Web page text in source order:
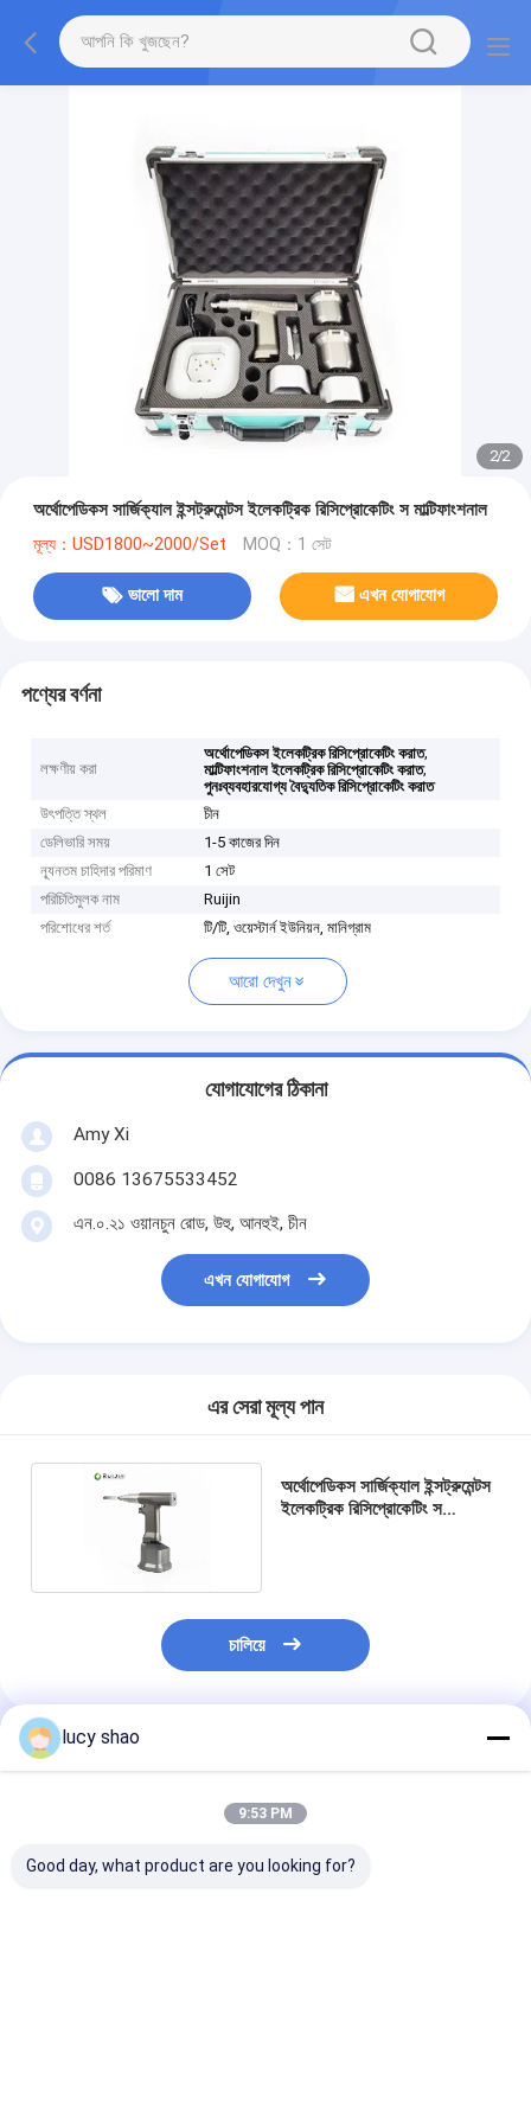
2/2
অর্থোপেডিকস সার্জিক্যাল ইন্সট্রুমেন্টস ইলেকট্রিক রিসিপ্রোকেটিং স মাল্টিফাংশনাল
মূল্য：USD1800~2000/Set MOQ：1 সেট
ভালো দাম এখন যোগাযোগ
পণ্যের বর্ণনা
লক্ষণীয় করা
অর্থোপেডিকস ইলেকট্রিক রিসিপ্রোকেটিং করাত,
মাল্টিফাংশনাল ইলেকট্রিক রিসিপ্রোকেটিং করাত,
পুনঃব্যবহারযোগ্য বৈদ্যুতিক রিসিপ্রোকেটিং করাত
উৎপত্তি স্থল
চীন
ডেলিভারি সময়
1-5 কাজের দিন
ন্যূনতম চাহিদার পরিমাণ
1 সেট
পরিচিতিমুলক নাম
Ruijin
পরিশোধের শর্ত
টি/টি, ওয়েস্টার্ন ইউনিয়ন, মানিগ্রাম
আরো দেখুন
যোগাযোগের ঠিকানা
Amy Xi
0086 13675533452
এন.০.২১ ওয়ানচুন রোড, উহু, আনহুই, চীন
এখন যোগাযোগ
এর সেরা মূল্য পান
অর্থোপেডিকস সার্জিক্যাল ইন্সট্রুমেন্টস
ইলেকট্রিক রিসিপ্রোকেটিং স
চালিয়ে
প্রস্তাবিত পণ্য
lucy shao
9:53 PM
Good day, what product are you looking for?